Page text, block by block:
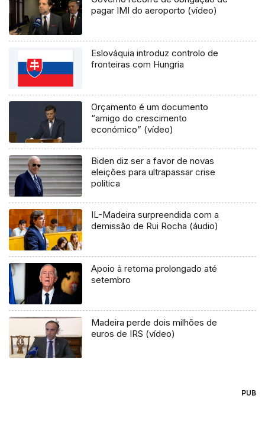
pagar IMI do aeroporto (vídeo)
Eslováquia introduz controlo de
fronteiras com Hungria
Orçamento é um documento
“amigo do crescimento
económico” (vídeo)
Biden diz ser a favor de novas
eleições para ultrapassar crise
política
IL-Madeira surpreendida com a
demissão de Rui Rocha (áudio)
Apoio à retoma prolongado até
setembro
Madeira perde dois milhões de
euros de IRS (vídeo)
PUB